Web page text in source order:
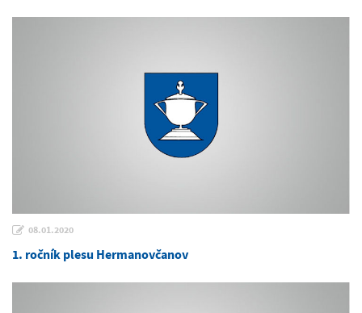
08.01.2020
1. ročník plesu Hermanovčanov